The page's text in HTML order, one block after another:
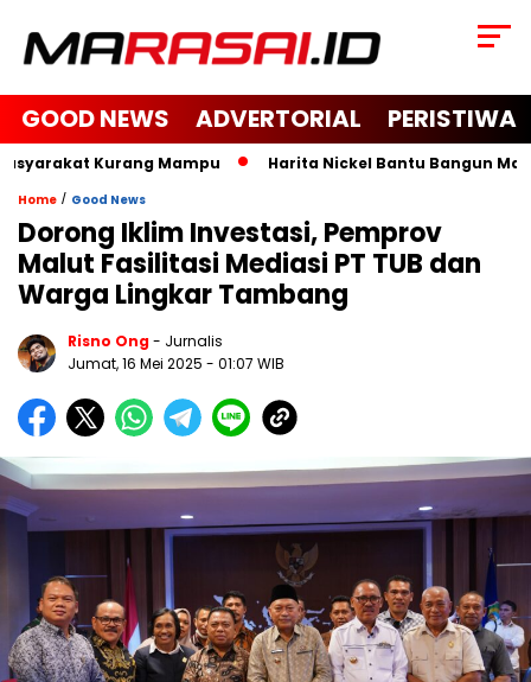
GOOD NEWS ADVERTORIAL PERISTIWA
Kurang Mampu Harita Nickel Bantu Bangun Masjid
Home / Good News
Dorong Iklim Investasi, Pemprov
Malut Fasilitasi Mediasi PT TUB dan
Warga Lingkar Tambang
Risno Ong- Jurnalis
Jumat, 16 Mei 2025 - 01:07 WIB